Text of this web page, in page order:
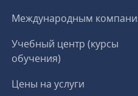
Международным
Учебный центр (курсы
обучения)
Цены на услуги